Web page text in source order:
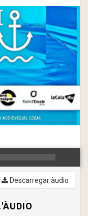
Descarregar àudio